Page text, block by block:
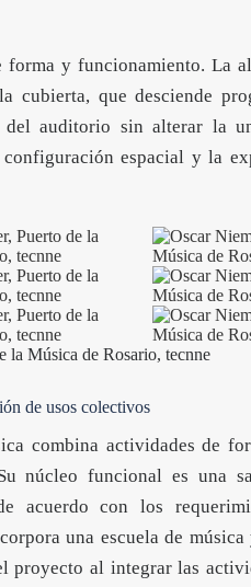
y funcionamiento. La
cubierta, que desciende
del auditorio sin alterar la
espacial y la
la Música de Rosario, tecnne
de usos colectivos
combina actividades de
núcleo funcional es una
acuerdo con los
una escuela de
al integrar las